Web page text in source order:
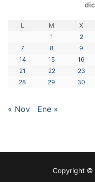
L M X
1
2
7
8 9
14
15 16
21
22 23
28
29 30
« Nov Ene »
Copyright ©